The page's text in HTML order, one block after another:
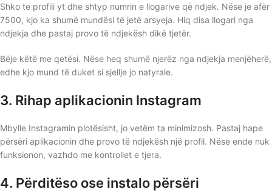
Shko te profili yt dhe shtyp numrin e llogarive që ndjek. Nëse je afër
7500, kjo ka shumë mundësi të jetë arsyeja. Hiq disa llogari nga
ndjekja dhe pastaj provo të ndjekësh dikë tjetër.
Bëje këtë me qetësi. Nëse heq shumë njerëz nga ndjekja menjëherë,
edhe kjo mund të duket si sjellje jo natyrale.
3. Rihap aplikacionin Instagram
Mbylle Instagramin plotësisht, jo vetëm ta minimizosh. Pastaj hape
përsëri aplikacionin dhe provo të ndjekësh një profil. Nëse ende nuk
funksionon, vazhdo me kontrollet e tjera.
4. Përditëso ose instalo përsëri